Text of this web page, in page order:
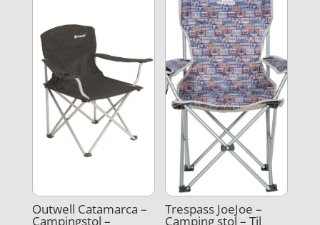
Outwell Catamarca –
Campingstol –
Trespass JoeJoe –
Camping stol – Til